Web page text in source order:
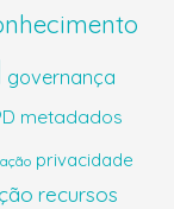
governança
metadados
privacidade
recursos